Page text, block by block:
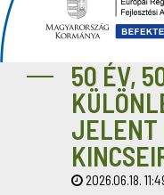
50 ÉV,
JELENT
2026.06.18.